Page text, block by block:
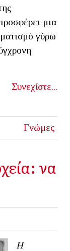
μια
γύρω
Συνεχίστε...
Γνώμες
να
Η